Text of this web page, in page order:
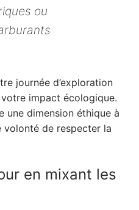
ou
journée d’exploration
impact écologique.
une dimension éthique à
de respecter la
en mixant les